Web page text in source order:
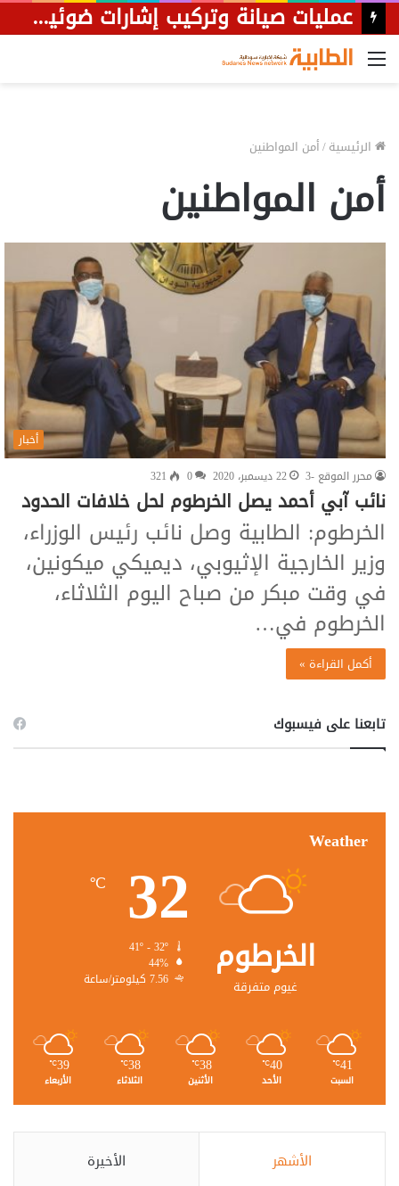
عمليات صيانة وتركيب إشارات ضوئية في عدد من شوارع الخرطوم
القائمة
الرئيسية/أمن المواطنين
أمن المواطنين
أخبار
محرر الموقع -3
22 ديسمبر، 2020 0
321
نائب آبي أحمد يصل الخرطوم لحل خلافات الحدود
الخرطوم: الطابية وصل نائب رئيس الوزراء،
وزير الخارجية الإثيوبي، ديميكي ميكونين،
في وقت مبكر من صباح اليوم الثلاثاء،
الخرطوم في…
أكمل القراءة »
تابعنا على فيسبوك
Weather
الخرطوم
غيوم متفرقة
32
℃
44%
7.56 كيلومتر/ساعة
41
℃
السبت
40
℃
الأحد
38
℃
الأثنين
38
℃
الثلاثاء
39
℃
الأربعاء
الأشهر الأخيرة